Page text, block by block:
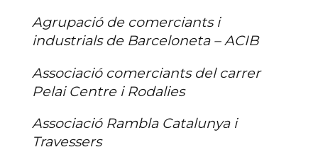
Agrupació de comerciants i
industrials de Barceloneta – ACIB
Associació comerciants del carrer
Pelai Centre i Rodalies
Associació Rambla Catalunya i
Travessers